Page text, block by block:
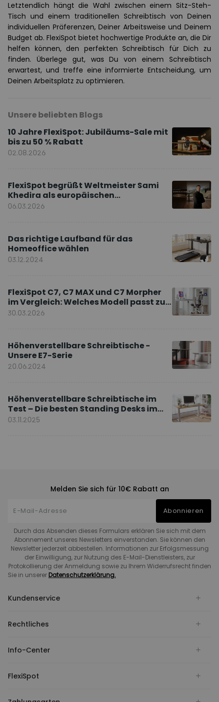
Letztendlich hängt die Wahl zwischen einem Sitz-Steh-
Tisch und einem traditionellen Schreibtisch von Deinen
individuellen Präferenzen, Deiner Arbeitsweise und Deinem
Budget ab. FlexiSpot bietet hochwertige Produkte an, die Dir
helfen können, den perfekten Schreibtisch für Dich zu
finden. Überlege gut, was Du von einem Schreibtisch
erwartest, und treffe eine informierte Entscheidung, um
Deinen Arbeitsplatz zu optimieren.
Unsere beliebten Blogs
10 Jahre FlexiSpot: Jubiläums-Sale mit
bis zu 50 % Rabatt
02.08.2026
FlexiSpot begrüßt Weltmeister Sami
Khedira als europäischen
Markenbotschafter
06.03.2026
Das richtige Laufband für das
Homeoffice wählen
03.12.2024
FlexiSpot C7, C7 MAX und C7 Morpher
im Vergleich: Welches Modell passt zu
Ihnen?
30.03.2026
Höhenverstellbare Schreibtische -
Unsere E7-Serie
20.06.2024
Höhenverstellbare Schreibtische im
Test – Die besten Standing Desks im
Vergleich
03.11.2025
Melden Sie sich für 10€ Rabatt an
Abonnieren
Durch das Absenden dieses Formulars erklären Sie sich mit dem
Abonnement unseres Newsletters einverstanden. Sie können den
Newsletter jederzeit abbestellen. Informationen zur Erfolgsmessung
der Einwilligung, zur Nutzung des E-Mail-Dienstleisters, zur
Protokollierung der Anmeldung sowie zu Ihrem Widerrufsrecht finden
Sie in unserer Datenschutzerklärung.
Kundenservice
Rechtliches
Info-Center
FlexiSpot